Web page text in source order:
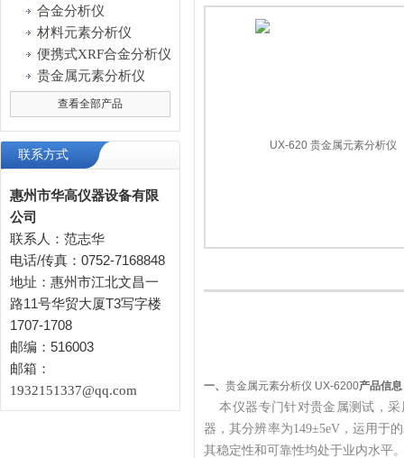
合金分析仪
材料元素分析仪
便携式XRF合金分析仪
贵金属元素分析仪
查看全部产品
联系方式
惠州市华高仪器设备有限
公司
联系人：范志华
电话/传真：0752-7168848
地址：惠州市江北文昌一
路11号华贸大厦T3写字楼
1707-1708
邮编：516003
邮箱：
1932151337@qq.com 一、 贵金属元素分析仪 UX-6200产品信
本仪器专门针对贵金属测试，
器，其分辨率为149±5eV，运用于
其稳定性和可靠性均处于业内水平